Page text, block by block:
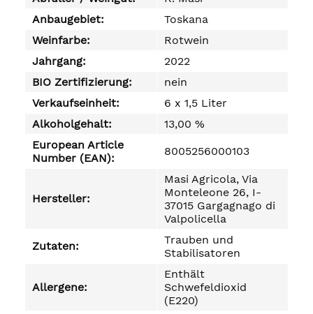
Anbaugebiet:
Toskana
Weinfarbe:
Rotwein
Jahrgang:
2022
BIO Zertifizierung:
nein
Verkaufseinheit:
6 x 1,5 Liter
Alkoholgehalt:
13,00 %
European Article
Number (EAN):
8005256000103
Hersteller:
Masi Agricola, Via
Monteleone 26, I-
37015 Gargagnago di
Valpolicella
Zutaten:
Trauben und
Stabilisatoren
Allergene:
Enthält
Schwefeldioxid
(E220)